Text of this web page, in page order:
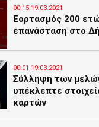
00:15,19.03.2021
Εορτασμός 200
επανάσταση στο
00:01,19.03.2021
Σύλληψη των
υπέκλεπτε
καρτών